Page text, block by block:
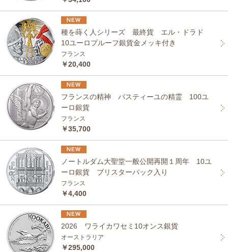
種を蒔く人シリーズ 最終貨 エル・ドラド
10ユーロプルーフ銀貨金メッキ付き
フランス
￥20,400
フランスの精神 バスティーユの精霊 100ユ
ーロ銀貨
フランス
￥35,700
ノートルダム大聖堂一般公開再開１周年 10ユ
ーロ銀貨 ブリスターパック入り
フランス
￥4,400
2026 ワライカワセミ10オンス銀貨
オーストラリア
￥295,000